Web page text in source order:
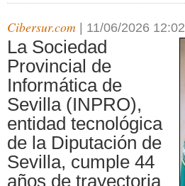
Cibersur.com 11/06/2026 12:02
La Sociedad
Provincial de
Informática de
Sevilla (INPRO),
entidad tecnológica
de la Diputación de
Sevilla, cumple 44
años de trayectoria